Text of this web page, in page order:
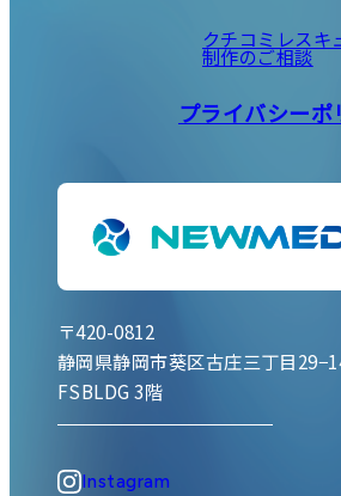
〒420-0812
静岡県静岡市葵区古庄三丁目
FSBLDG 3階
Instagram
クチコミレスキ
制作のご相談
プライバシーポ